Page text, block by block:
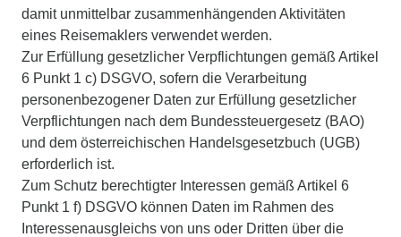
damit unmittelbar zusammenhängenden Aktivitäten
eines Reisemaklers verwendet werden.
Zur Erfüllung gesetzlicher Verpflichtungen gemäß Artikel
6 Punkt 1 c) DSGVO, sofern die Verarbeitung
personenbezogener Daten zur Erfüllung gesetzlicher
Verpflichtungen nach dem Bundessteuergesetz (BAO)
und dem österreichischen Handelsgesetzbuch (UGB)
erforderlich ist.
Zum Schutz berechtigter Interessen gemäß Artikel 6
Punkt 1 f) DSGVO können Daten im Rahmen des
Interessenausgleichs von uns oder Dritten über die